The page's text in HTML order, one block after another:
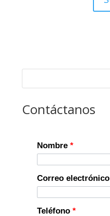
Contáctanos
Nombre *
Correo electrónico
Teléfono *